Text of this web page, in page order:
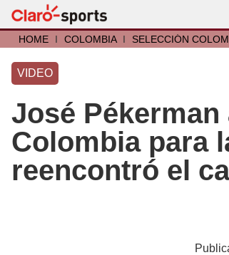
HOME I COLOMBIA I SELECCIÓN
VIDEO
José
Colombia para
reencontró el